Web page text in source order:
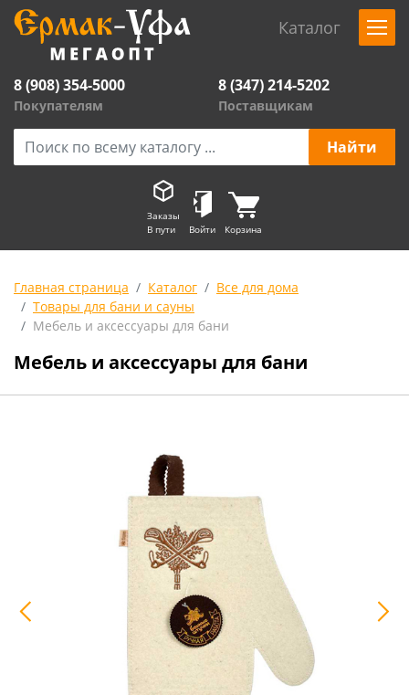
Каталог
8 (908) 354-5000
Покупателям
8 (347) 214-5202
Поставщикам
Заказы
В пути
Войти Корзина
Главная страница Каталог
Все для дома
Товары для бани и сауны
Мебель и аксессуары для бани
Мебель и аксессуары для бани